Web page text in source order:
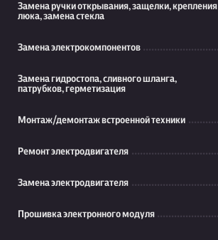
Замена ручки открывания, защелки, крепления
люка, замена стекла
Замена электрокомпонентов
Замена гидростопа, сливного шланга,
патрубков, герметизация
Монтаж/демонтаж встроенной техники
Ремонт электродвигателя
Замена электродвигателя
Прошивка электронного модуля